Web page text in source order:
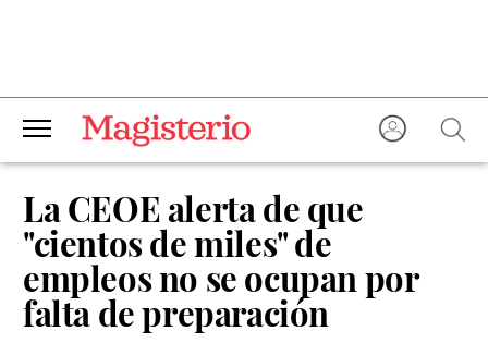
La CEOE alerta de que
"cientos de miles" de
empleos no se ocupan por
falta de preparación